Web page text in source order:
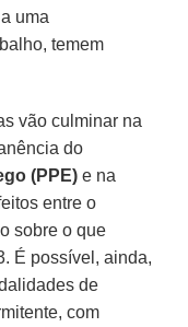
uma
temem
vão culminar na
do
(PPE) e na
entre o
sobre o que
É possível, ainda,
de
com